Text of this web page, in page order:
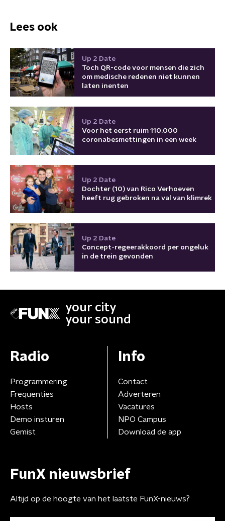
Lees ook
Up 2 Date
Toch QR-code voor mensen die zich
om medische redenen niet kunnen
laten inenten
Up 2 Date
Voor het eerst ruim 110.000
coronabesmettingen in een week
Up 2 Date
Dochter (10) van Rico Verhoeven
heeft rug gebroken na val van klimrek
Up 2 Date
Concept-regeerakkoord per ongeluk
in de trein gevonden
your city
your sound
Radio
Programmering
Frequenties
Hosts
Demo insturen
Gemist
Info
Contact
Adverteren
Vacatures
NPO Campus
Download de app
FunX nieuwsbrief
Altijd op de hoogte van het laatste FunX-nieuws?